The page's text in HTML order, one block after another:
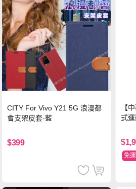
CITY For Vivo Y21 5G 浪漫都
會支架皮套-藍
$399
【
式
免運